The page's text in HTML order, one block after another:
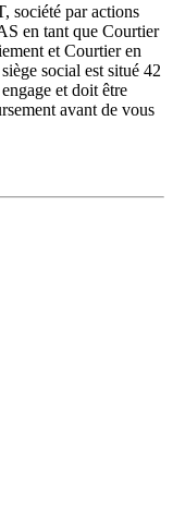
société par actions
en tant que Courtier
et Courtier en
social est situé 42
et doit être
avant de vous